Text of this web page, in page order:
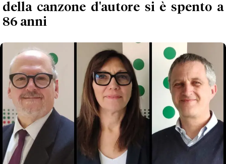
della canzone d'autore si è spento a
86 anni